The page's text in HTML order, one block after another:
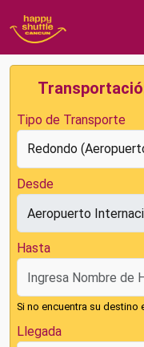
Tipo de Transporte
Desde
Hasta
Si no encuentra su destino
Llegada